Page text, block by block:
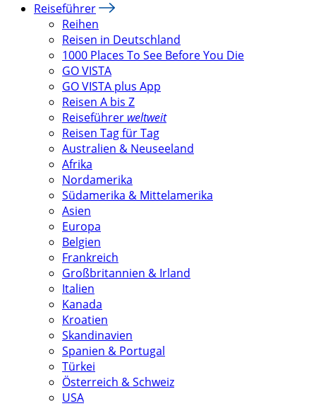
Reiseführer
Reihen
Reisen in Deutschland
1000 Places To See Before You Die
GO VISTA
GO VISTA plus App
Reisen A bis Z
Reiseführer weltweit
Reisen Tag für Tag
Australien & Neuseeland
Afrika
Nordamerika
Südamerika & Mittelamerika
Asien
Europa
Belgien
Frankreich
Großbritannien & Irland
Italien
Kanada
Kroatien
Skandinavien
Spanien & Portugal
Türkei
Österreich & Schweiz
USA